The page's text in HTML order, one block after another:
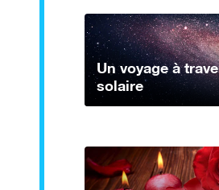
Un voyage à
solaire